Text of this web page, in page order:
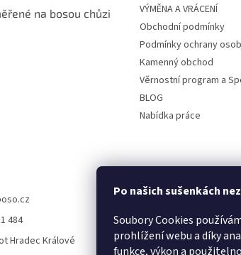
Po našich sušenkách
Soubory Cookies
prohlížení webu a díky
funkce, výkon a
na bosou chůzi
VÝMĚNA A VRÁCENÍ
Obchodní podmínky
Podmínky ochrany
Kamenný obchod
Věrnostní program a
BLOG
Nabídka práce
484
Hradec Králové